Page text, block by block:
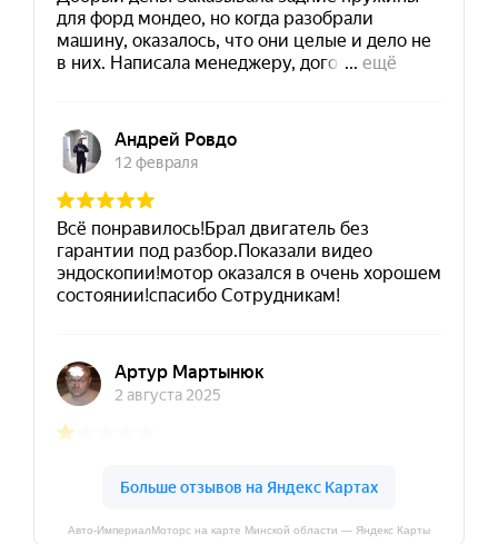
Авто-ИмпериалМоторс на карте Минской области — Яндекс Карты